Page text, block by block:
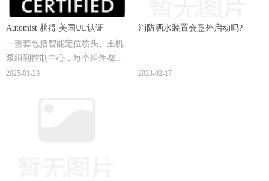
Automist 获得 美国UL认证
一整套包括智能定位喷头、主机
泵组到控制中心，每个组件都针
对其对应的UL标准进行完整的测
2025-01-23
消防洒水装置会意外启动吗?
2023-02-17